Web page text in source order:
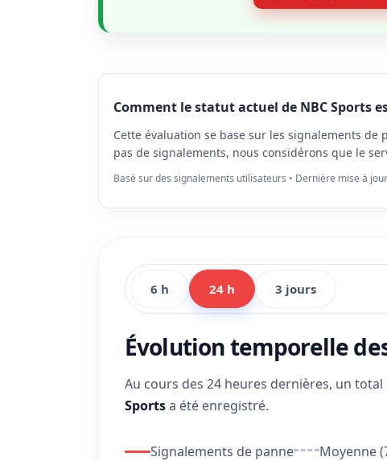
Comment le statut actuel de NBC Sports
Cette évaluation se base sur les signalements
pas de signalements, nous considérons que le
Basé sur des signalements utilisateurs • Dernière mise à
6 h 24 h 3 jours
Évolution temporelle
Au cours des 24 heures dernières, un total
Sportsa été enregistré.
Signalements de panne Moyenne